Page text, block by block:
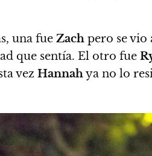
una fue Zach pero se vio
que sentía. El otro fue
vez Hannahya no lo